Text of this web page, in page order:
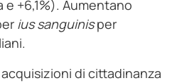
+6,1%). Aumentano
ius sanguinisper
di cittadinanza